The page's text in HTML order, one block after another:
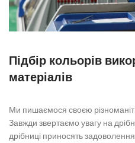
Підбір кольорів
матеріалів
Ми пишаємося своєю
Завжди звертаємо увагу на
дрібниці приносять